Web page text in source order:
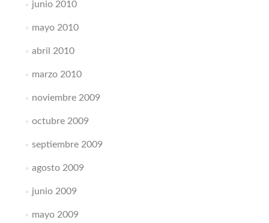
junio 2010
mayo 2010
abril 2010
marzo 2010
noviembre 2009
octubre 2009
septiembre 2009
agosto 2009
junio 2009
mayo 2009